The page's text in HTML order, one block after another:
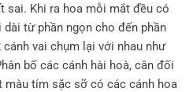
sai. Khi ra hoa mỗi mắt đều có
từ phần ngọn cho đến phần
vai chụm lại với nhau như
bố các cánh hài hoà, cân đối
màu tím sặc sỡ có các cánh hoa